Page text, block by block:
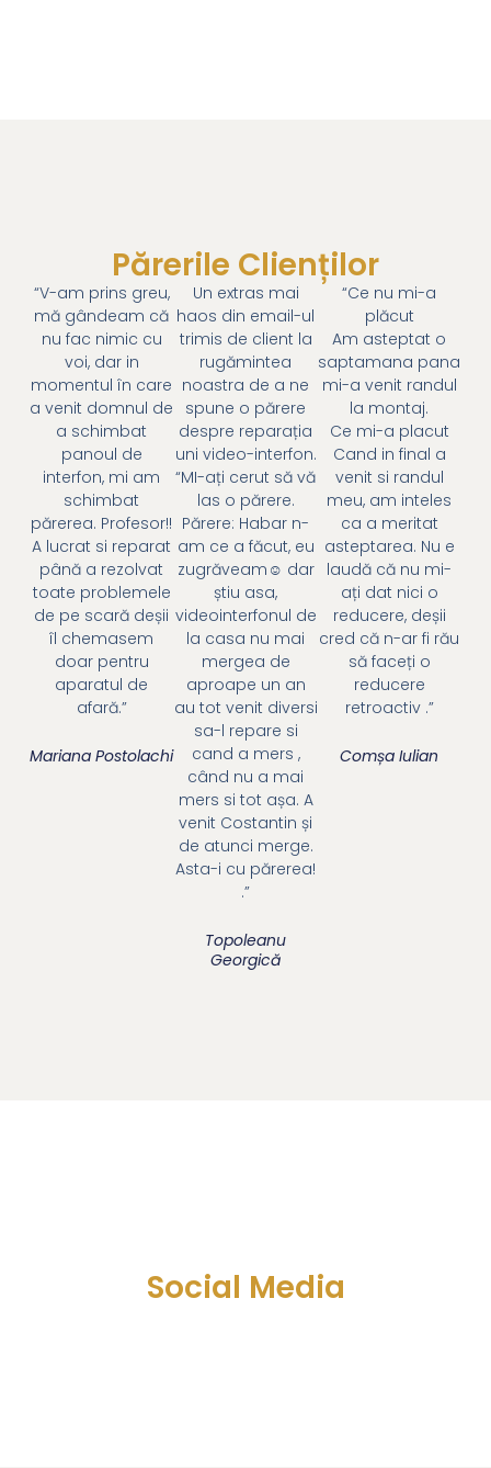
Părerile Clienților
“V-am prins greu,
mă gândeam că
nu fac nimic cu
voi, dar in
momentul în care
a venit domnul de
a schimbat
panoul de
interfon, mi am
schimbat
părerea. Profesor!!
A lucrat si reparat
până a rezolvat
toate problemele
de pe scară deșii
îl chemasem
doar pentru
aparatul de
afară.”
Mariana Postolachi
Un extras mai
haos din email-ul
trimis de client la
rugămintea
noastra de a ne
spune o părere
despre reparația
uni video-interfon.
“MI-ați cerut să vă
las o părere.
Părere: Habar n-
am ce a făcut, eu
zugrăveam☺ dar
știu asa,
videointerfonul de
la casa nu mai
mergea de
aproape un an
au tot venit diversi
sa-l repare si
cand a mers ,
când nu a mai
mers si tot așa. A
venit Costantin și
de atunci merge.
Asta-i cu părerea!
.”
Topoleanu
Georgică
“Ce nu mi-a
plăcut
Am asteptat o
saptamana pana
mi-a venit randul
la montaj.
Ce mi-a placut
Cand in final a
venit si randul
meu, am inteles
ca a meritat
asteptarea. Nu e
laudă că nu mi-
ați dat nici o
reducere, deșii
cred că n-ar fi rău
să faceți o
reducere
retroactiv .”
Comșa Iulian
Social Media